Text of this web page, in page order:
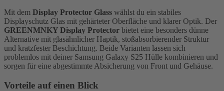
Mit dem Display Protector Glass wählst du ein stabiles
Displayschutz Glas mit gehärteter Oberfläche und klarer Optik. Der
GREENMNKY Display Protector bietet eine besonders dünne
Alternative mit glasähnlicher Haptik, stoßabsorbierender Struktur
und kratzfester Beschichtung. Beide Varianten lassen sich
problemlos mit deiner Samsung Galaxy S25 Hülle kombinieren und
sorgen für eine abgestimmte Absicherung von Front und Gehäuse.
Vorteile auf einen Blick